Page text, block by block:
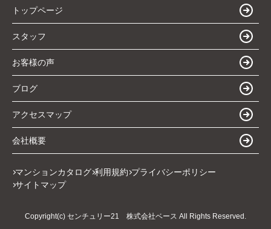
トップページ
スタッフ
お客様の声
ブログ
アクセスマップ
会社概要
マンションカタログ 利用規約 プライバシーポリシー
サイトマップ
Copyright(c) センチュリー21 株式会社ベース All Rights Reserved.